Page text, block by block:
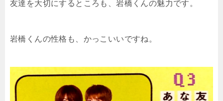
友達を大切にするところも、岩橋くんの魅力です。
岩橋くんの性格も、かっこいいですね。